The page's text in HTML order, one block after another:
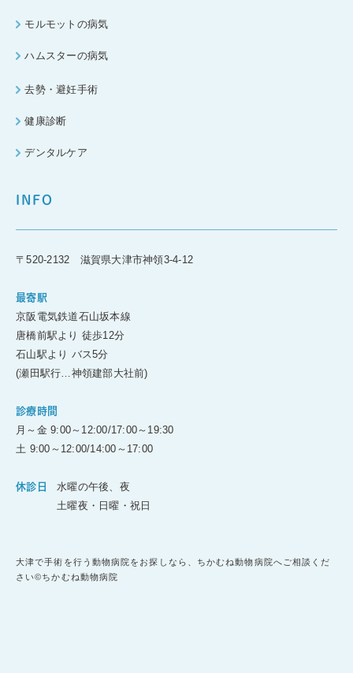
モルモットの病気
ハムスターの病気
去勢・避妊手術
健康診断
デンタルケア
INFO
〒520-2132 滋賀県大津市神領3-4-12
最寄駅
京阪電気鉄道石山坂本線
唐橋前駅より 徒歩12分
石山駅より バス5分
(瀬田駅行…神領建部大社前)
診療時間
月～金 9:00～12:00/17:00～19:30
土 9:00～12:00/14:00～17:00
休診日
水曜の午後、夜
土曜夜・日曜・祝日
大津で手術を行う動物病院をお探しなら、ちかむね動物病院へご相談くだ
さい©ちかむね動物病院